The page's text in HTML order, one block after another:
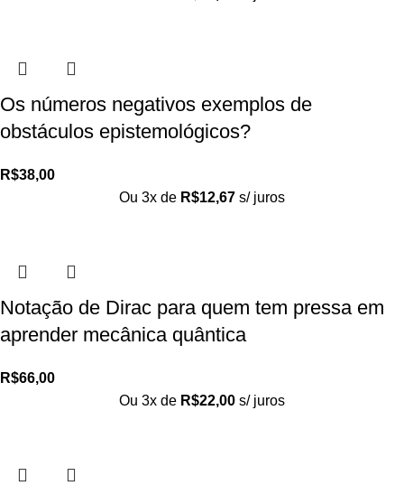
Os números negativos exemplos de
obstáculos epistemológicos?
R$38,00
Ou 3x de R$12,67 s/ juros
Notação de Dirac para quem tem pressa em
aprender mecânica quântica
R$66,00
Ou 3x de R$22,00 s/ juros